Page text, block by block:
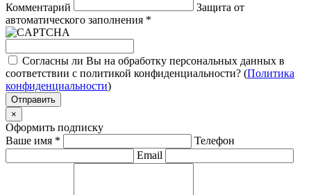
Комментарий
Защита от
автоматического заполнения *
Согласны ли Вы на обработку персональных данных в
соответствии с политикой конфиденциальности? (Политика
конфиденциальности)
Отправить
×
Оформить подписку
Ваше имя *
Телефон
Email